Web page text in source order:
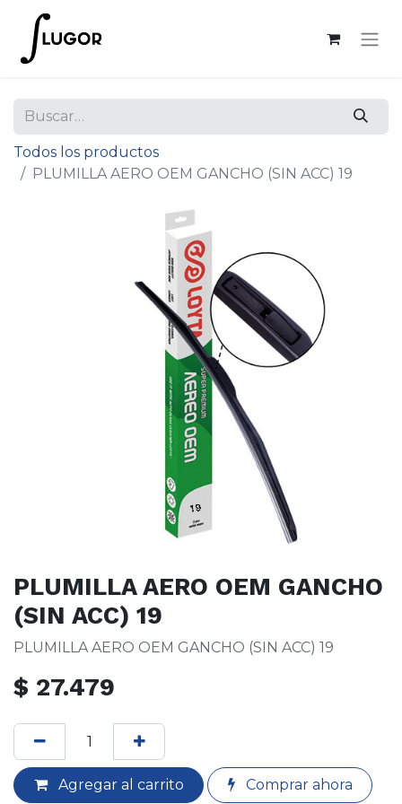
Todos los productos
PLUMILLA AERO OEM GANCHO (SIN ACC) 19
PLUMILLA AERO OEM GANCHO
(SIN ACC) 19
PLUMILLA AERO OEM GANCHO (SIN ACC) 19
$ 27.479
Agregar al carrito Comprar ahora